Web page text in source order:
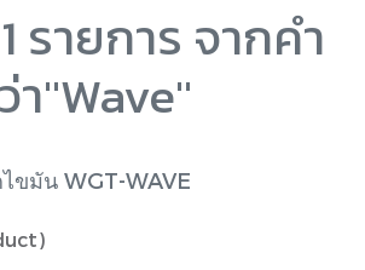
รายการ จากคำ
ว่า"Wave"
ขมัน WGT-WAVE